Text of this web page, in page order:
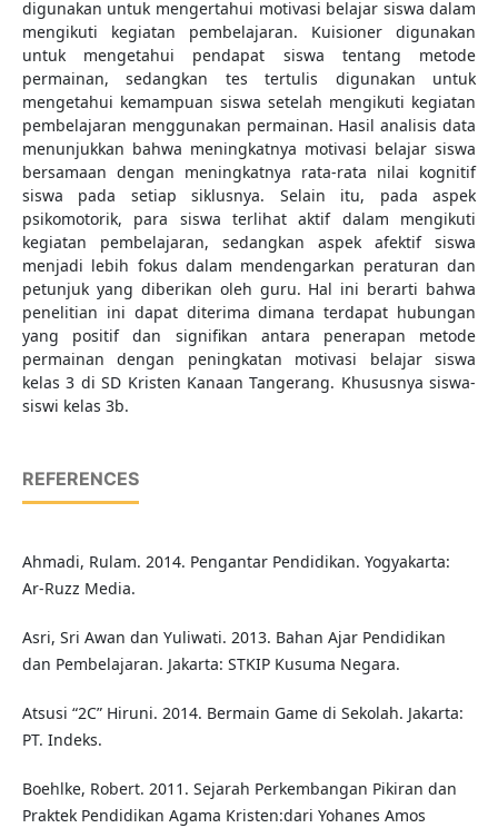
digunakan untuk mengertahui motivasi belajar siswa dalam
mengikuti kegiatan pembelajaran. Kuisioner digunakan
untuk mengetahui pendapat siswa tentang metode
permainan, sedangkan tes tertulis digunakan untuk
mengetahui kemampuan siswa setelah mengikuti kegiatan
pembelajaran menggunakan permainan. Hasil analisis data
menunjukkan bahwa meningkatnya motivasi belajar siswa
bersamaan dengan meningkatnya rata-rata nilai kognitif
siswa pada setiap siklusnya. Selain itu, pada aspek
psikomotorik, para siswa terlihat aktif dalam mengikuti
kegiatan pembelajaran, sedangkan aspek afektif siswa
menjadi lebih fokus dalam mendengarkan peraturan dan
petunjuk yang diberikan oleh guru. Hal ini berarti bahwa
penelitian ini dapat diterima dimana terdapat hubungan
yang positif dan signifikan antara penerapan metode
permainan dengan peningkatan motivasi belajar siswa
kelas 3 di SD Kristen Kanaan Tangerang. Khususnya siswa-
siswi kelas 3b.
REFERENCES
Ahmadi, Rulam. 2014. Pengantar Pendidikan. Yogyakarta:
Ar-Ruzz Media.
Asri, Sri Awan dan Yuliwati. 2013. Bahan Ajar Pendidikan
dan Pembelajaran. Jakarta: STKIP Kusuma Negara.
Atsusi “2C” Hiruni. 2014. Bermain Game di Sekolah. Jakarta:
PT. Indeks.
Boehlke, Robert. 2011. Sejarah Perkembangan Pikiran dan
Praktek Pendidikan Agama Kristen:dari Yohanes Amos